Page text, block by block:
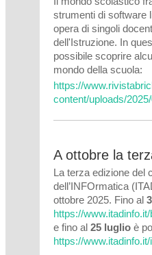
strumenti di software
opera di singoli
dell'Istruzione. In
possibile scoprire
mondo della scuola:
https://
content/uploads/
A ottobre la
La terza edizione del
dell’INFOrmatica
ottobre 2025. Fino al
https://
e fino al 25 luglio è
https://